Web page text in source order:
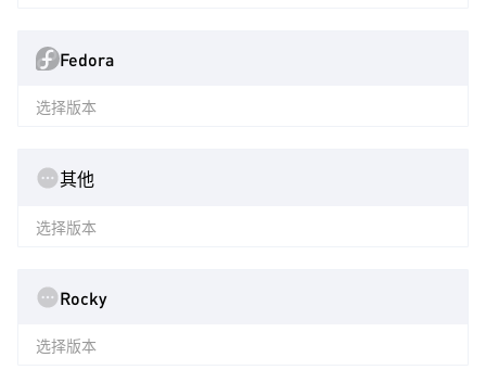
Fedora
选择版本
其他
选择版本
Rocky
选择版本